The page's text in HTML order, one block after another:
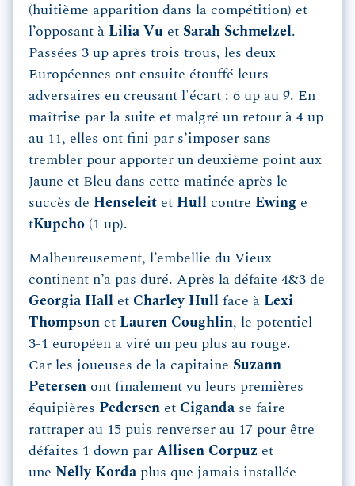
(huitième apparition dans la compétition) et
l’opposant à Lilia Vu et Sarah Schmelzel.
Passées 3 up après trois trous, les deux
Européennes ont ensuite étouffé leurs
adversaires en creusant l'écart : 6 up au 9. En
maîtrise par la suite et malgré un retour à 4 up
au 11, elles ont fini par s’imposer sans
trembler pour apporter un deuxième point aux
Jaune et Bleu dans cette matinée après le
succès de Henseleit et Hull contre Ewing e
tKupcho (1 up).
Malheureusement, l’embellie du Vieux
continent n’a pas duré. Après la défaite 4&3 de
Georgia Hall et Charley Hull face à Lexi
Thompson et Lauren Coughlin, le potentiel
3-1 européen a viré un peu plus au rouge.
Car les joueuses de la capitaine Suzann
Petersen ont finalement vu leurs premières
équipières Pedersen et Ciganda se faire
rattraper au 15 puis renverser au 17 pour être
défaites 1 down par Allisen Corpuz et
une Nelly Korda plus que jamais installée